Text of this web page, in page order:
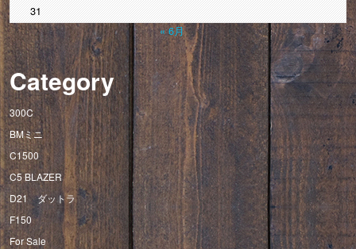
31
« 6月
Category
300C
BMミニ
C1500
C5 BLAZER
D21 ダットラ
F150
For Sale